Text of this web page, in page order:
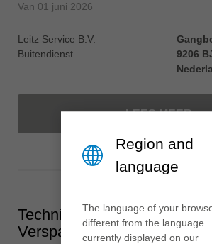
Van 01 juni 2026
Leitz Service B.V.
Buitendienst
9206
LEES MEER
Technisch Verkoopadviseur
Verspaningsgereedschappen
Region and
language
The language of your
different from the language
currently displayed on our